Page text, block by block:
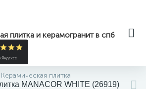
плитка и керамогранит в спб
Керамическая плитка
MANACOR WHITE (26919)